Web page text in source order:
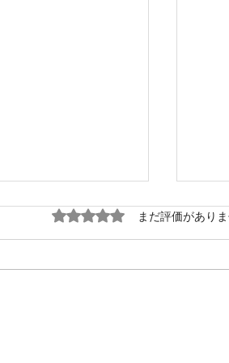
5つ星のうち0と評価されて
まだ評価があり